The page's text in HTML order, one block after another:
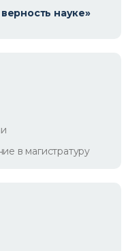
науке»
в магистратуру